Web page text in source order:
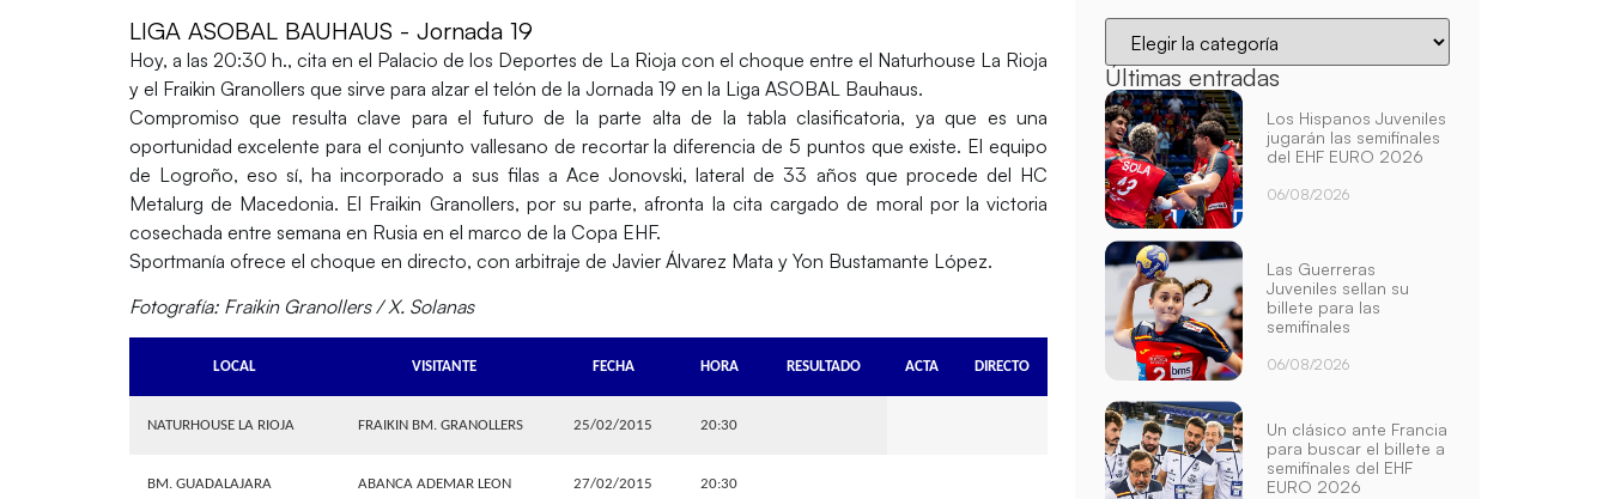
LIGA ASOBAL BAUHAUS - Jornada 19
Hoy, a las 20:30 h., cita en el Palacio de los Deportes de La Rioja con el choque entre el Naturhouse La Rioja
y el Fraikin Granollers que sirve para alzar el telón de la Jornada 19 en la Liga ASOBAL Bauhaus.
Compromiso que resulta clave para el futuro de la parte alta de la tabla clasificatoria, ya que es una
oportunidad excelente para el conjunto vallesano de recortar la diferencia de 5 puntos que existe. El equipo
de Logroño, eso sí, ha incorporado a sus filas a Ace Jonovski, lateral de 33 años que procede del HC
Metalurg de Macedonia. El Fraikin Granollers, por su parte, afronta la cita cargado de moral por la victoria
cosechada entre semana en Rusia en el marco de la Copa EHF.
Sportmanía ofrece el choque en directo, con arbitraje de Javier Álvarez Mata y Yon Bustamante López.
Fotografía: Fraikin Granollers / X. Solanas
LOCAL VISITANTE FECHA HORA RESULTADO ACTA DIRECTO
NATURHOUSE LA RIOJA FRAIKIN BM. GRANOLLERS 25/02/2015 20:30
BM. GUADALAJARA ABANCA ADEMAR LEON 27/02/2015 20:30
Últimas entradas
Los Hispanos Juveniles
jugarán las semifinales
del EHF EURO 2026
06/08/2026
Las Guerreras
Juveniles sellan su
billete para las
semifinales
06/08/2026
Un clásico ante Francia
para buscar el billete a
semifinales del EHF
EURO 2026